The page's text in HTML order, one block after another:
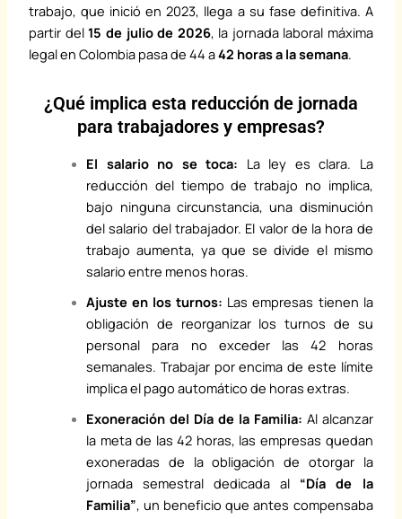
trabajo, que inició en 2023, llega a su fase definitiva. A
partir del15 de julio de 2026, la jornada laboral máxima
legal en Colombia pasa de 44 a42 horas a la semana.
¿Qué implica esta reducción de jornada
para trabajadores y empresas?
El salario no se toca: La ley es clara. La
reducción del tiempo de trabajo no implica,
bajo ninguna circunstancia, una disminución
del salario del trabajador. El valor de la hora de
trabajo aumenta, ya que se divide el mismo
salario entre menos horas.
Ajuste en los turnos: Las empresas tienen la
obligación de reorganizar los turnos de su
personal para no exceder las 42 horas
semanales. Trabajar por encima de este límite
implica el pago automático de horas extras.
Exoneración del Día de la Familia: Al alcanzar
la meta de las 42 horas, las empresas quedan
exoneradas de la obligación de otorgar la
jornada semestral dedicada al “Día de la
Familia”, un beneficio que antes compensaba